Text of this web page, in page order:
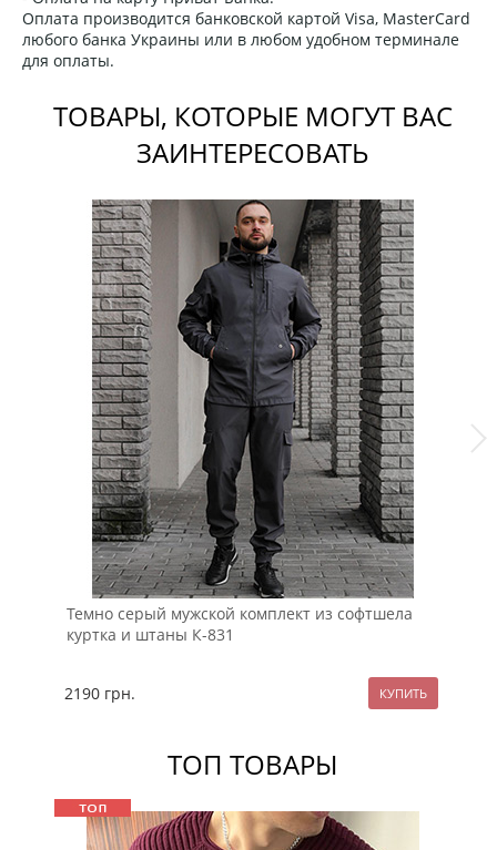
Оплата производится банковской картой Visa, MasterCard
любого банка Украины или в любом удобном терминале
для оплаты.
ТОВАРЫ, КОТОРЫЕ МОГУТ ВАС
ЗАИНТЕРЕСОВАТЬ
Темно серый мужской комплект из софтшела
куртка и штаны К-831
2190 грн.
ТОП ТОВАРЫ